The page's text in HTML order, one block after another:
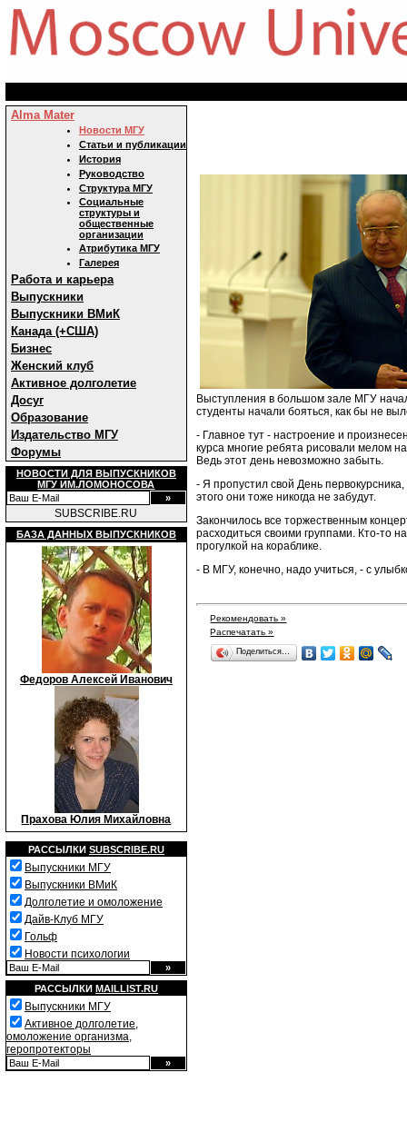
Alma Mater
Новости МГУ
Статьи и публикации
История
Руководство
Структура МГУ
Социальные
структуры и
общественные
организации
Атрибутика МГУ
Галерея
Работа и карьера
Выпускники
Выпускники ВМиК
Канада (+США)
Бизнес
Женский клуб
Активное долголетие
Досуг
Образование
Издательство МГУ
Форумы
НОВОСТИ ДЛЯ ВЫПУСКНИКОВ
МГУ ИМ.ЛОМОНОСОВА
SUBSCRIBE.RU
БАЗА ДАННЫХ ВЫПУСКНИКОВ
Федоров Алексей Иванович
Прахова Юлия Михайловна
РАССЫЛКИ SUBSCRIBE.RU
Выпускники МГУ
Выпускники ВМиК
Долголетие и омоложение
Дайв-Клуб МГУ
Гольф
Новости психологии
РАССЫЛКИ MAILLIST.RU
Выпускники МГУ
Активное долголетие,
омоложение организма,
геропротекторы
Выступления в большом зале МГУ
студенты начали бояться, как бы не
- Главное тут - настроение и
курса многие ребята рисовали мелом
Ведь этот день невозможно забыть.
- Я пропустил свой День
этого они тоже никогда не забудут.
Закончилось все торжественным
расходиться своими группами. Кто-то
прогулкой на кораблике.
- В МГУ, конечно, надо учиться, - с
Рекомендовать »
Распечатать »
Поделиться…